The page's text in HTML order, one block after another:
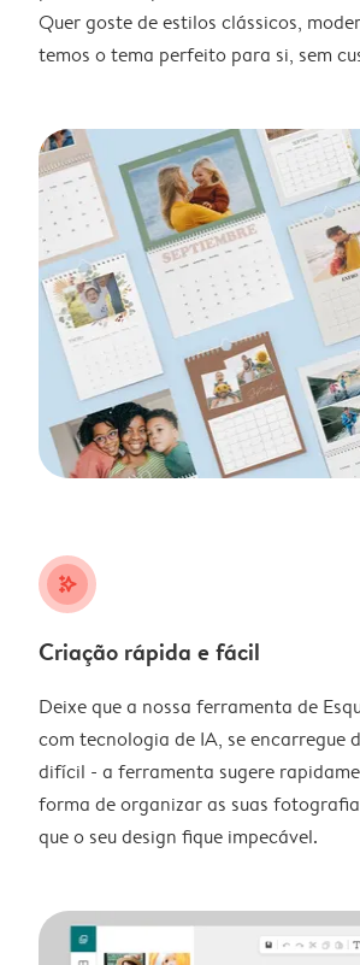
Quer goste de estilos clássicos,
temos o tema perfeito para si, sem
stars_plus
Criação rápida e fácil
Deixe que a nossa ferramenta de
com tecnologia de IA, se encarregue
difícil - a ferramenta sugere
forma de organizar as suas
que o seu design fique impecável.